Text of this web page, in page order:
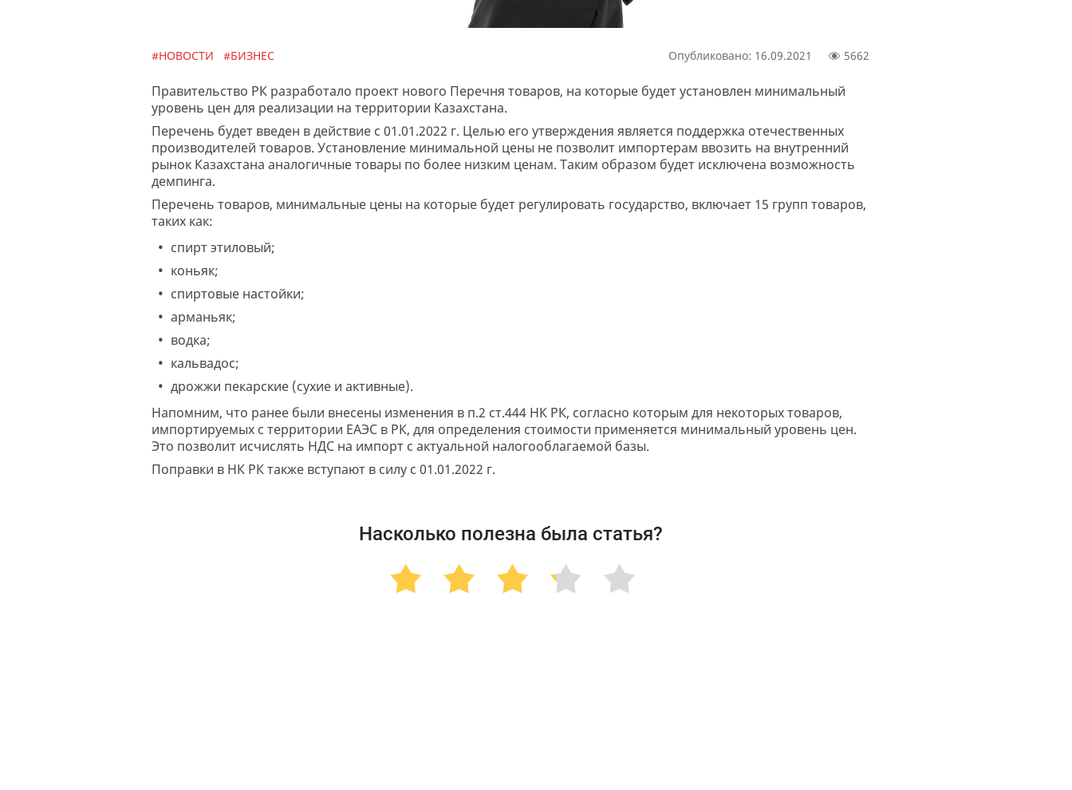
#НОВОСТИ #БИЗНЕС Опубликовано: 16.09.2021 5662
Правительство РК разработало проект нового Перечня товаров, на которые будет установлен минимальный
уровень цен для реализации на территории Казахстана.
Перечень будет введен в действие с 01.01.2022 г. Целью его утверждения является поддержка отечественных
производителей товаров. Установление минимальной цены не позволит импортерам ввозить на внутренний
рынок Казахстана аналогичные товары по более низким ценам. Таким образом будет исключена возможность
демпинга.
Перечень товаров, минимальные цены на которые будет регулировать государство, включает 15 групп товаров,
таких как:
спирт этиловый;
коньяк;
спиртовые настойки;
арманьяк;
водка;
кальвадос;
дрожжи пекарские (сухие и активные).
Напомним, что ранее были внесены изменения в п.2 ст.444 НК РК, согласно которым для некоторых товаров,
импортируемых с территории ЕАЭС в РК, для определения стоимости применяется минимальный уровень цен.
Это позволит исчислять НДС на импорт с актуальной налогооблагаемой базы.
Поправки в НК РК также вступают в силу с 01.01.2022 г.
Насколько полезна была статья?